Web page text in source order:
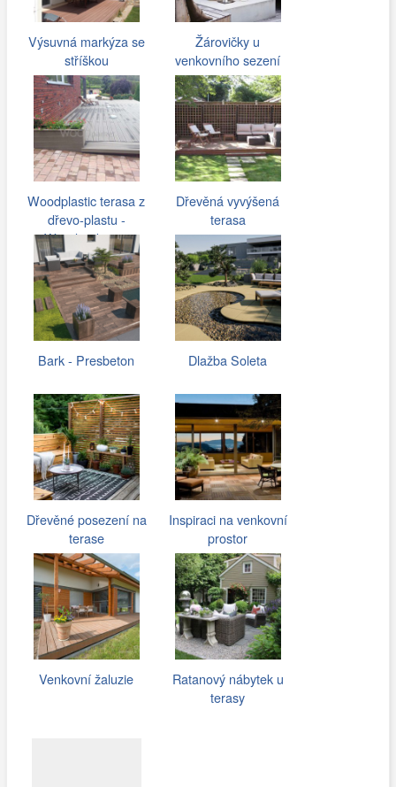
Výsuvná markýza se
stříškou
Žárovičky u
venkovního sezení
Woodplastic terasa z
dřevo-plastu -
Woodparket.cz
Dřevěná vyvýšená
terasa
Bark - Presbeton Dlažba Soleta
Dřevěné posezení na
terase
Inspiraci na venkovní
prostor
Venkovní žaluzie
Ratanový nábytek u
terasy